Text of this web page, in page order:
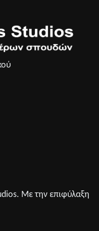
Με την επιφύλαξη